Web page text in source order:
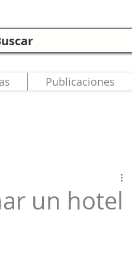
Publicaciones
un hotel